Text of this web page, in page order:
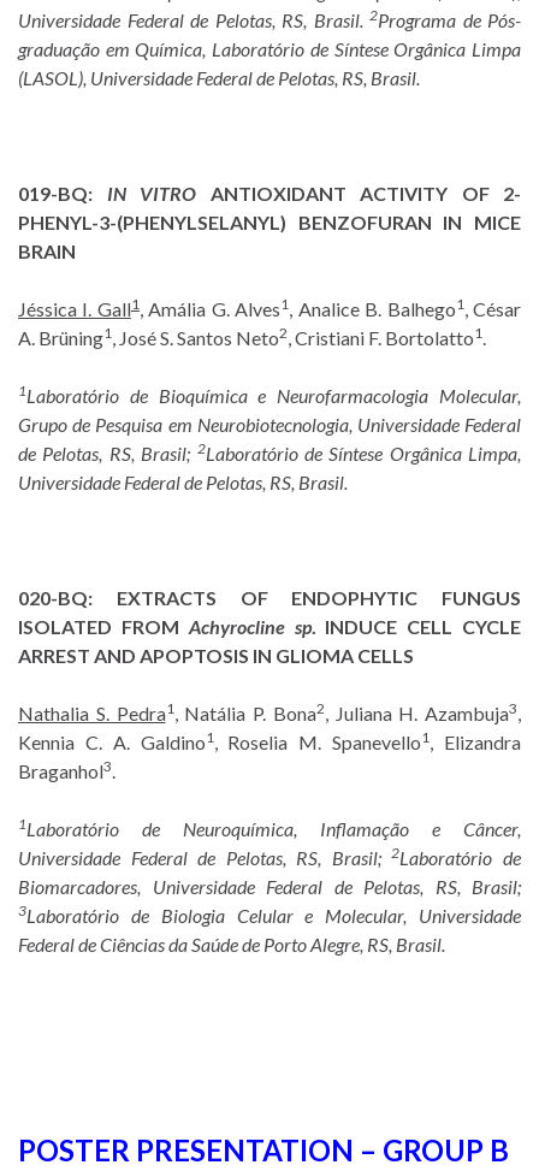
Universidade Federal de Pelotas, RS, Brasil. 2Programa de Pós-
graduação em Química, Laboratório de Síntese Orgânica Limpa
(LASOL), Universidade Federal de Pelotas, RS, Brasil.
019-BQ: IN VITRO ANTIOXIDANT ACTIVITY OF 2-
PHENYL-3-(PHENYLSELANYL) BENZOFURAN IN MICE
BRAIN
Jéssica I. Gall1, Amália G. Alves1 , Analice B. Balhego1, César
A. Brüning1 , José S. Santos Neto2 , Cristiani F. Bortolatto1
1Laboratório de Bioquímica e Neurofarmacologia Molecular,
Grupo de Pesquisa em Neurobiotecnologia, Universidade Federal
de Pelotas, RS, Brasil; 2Laboratório de Síntese Orgânica Limpa,
Universidade Federal de Pelotas, RS, Brasil.
020-BQ:
EXTRACTS OF ENDOPHYTIC FUNGUS
ISOLATED FROM Achyrocline sp. INDUCE CELL CYCLE
ARREST AND APOPTOSIS IN GLIOMA CELLS
Nathalia S. Pedra1, Natália P. Bona2 , Juliana H. Azambuja3
Kennia C. A. Galdino1, Roselia M. Spanevello1
, Elizandra
Braganhol3
1Laboratório de Neuroquímica, Inflamação e Câncer,
Universidade Federal de Pelotas, RS, Brasil;2Laboratório de
Biomarcadores, Universidade Federal de Pelotas, RS, Brasil;
3Laboratório de Biologia Celular e Molecular, Universidade
Federal de Ciências da Saúde de Porto Alegre, RS, Brasil.
POSTER PRESENTATION – GROUP B